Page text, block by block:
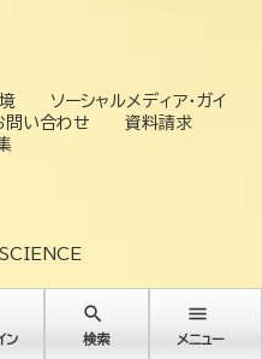
ソーシャルメディア・ガイ
問い合わせ
資料請求
ン
search
検索
menu
メニュー